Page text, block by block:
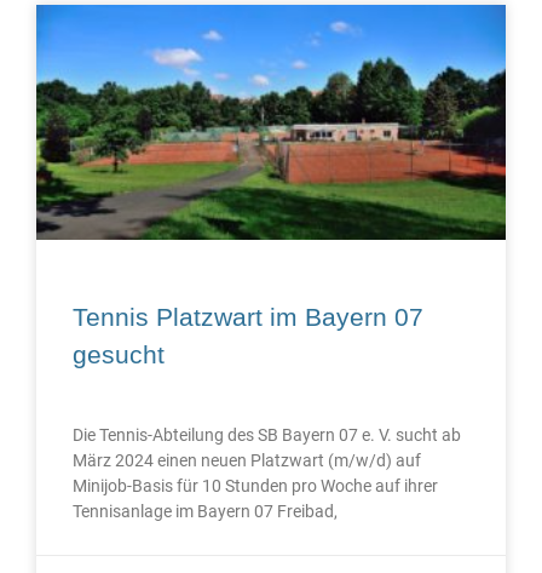
Tennis Platzwart im Bayern 07
gesucht
Die Tennis-Abteilung des SB Bayern 07 e. V. sucht ab
März 2024 einen neuen Platzwart (m/w/d) auf
Minijob-Basis für 10 Stunden pro Woche auf ihrer
Tennisanlage im Bayern 07 Freibad,